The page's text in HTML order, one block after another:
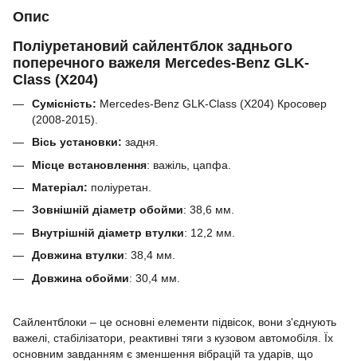
Опис
Поліуретановий сайлентблок заднього
поперечного важеля Mercedes-Benz GLK-
Class (X204)
Сумісність: Mercedes-Benz GLK-Class (X204) Кросовер
(2008-2015).
Вісь установки: задня.
Місце встановлення: важіль, цапфа.
Матеріал: поліуретан.
Зовнішній діаметр обойми: 38,6 мм.
Внутрішній діаметр втулки: 12,2 мм.
Довжина втулки: 38,4 мм.
Довжина обойми: 30,4 мм.
Сайлентблоки – це основні елементи підвісок, вони з'єднують
важелі, стабілізатори, реактивні тяги з кузовом автомобіля.
Їх
основним завданням є зменшення вібрацій та ударів, що